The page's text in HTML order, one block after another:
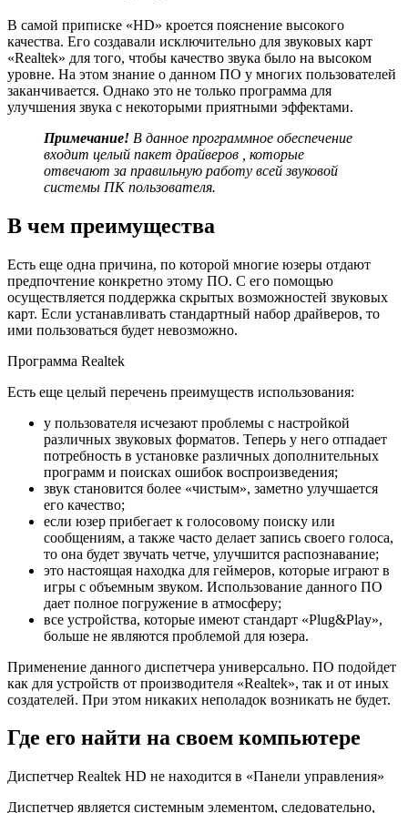
В самой приписке «HD» кроется пояснение высокого
качества. Его создавали исключительно для звуковых карт
«Realtek» для того, чтобы качество звука было на высоком
уровне. На этом знание о данном ПО у многих пользователей
заканчивается. Однако это не только программа для
улучшения звука с некоторыми приятными эффектами.
Примечание! В данное программное обеспечение
входит целый пакет драйверов , которые
отвечают за правильную работу всей звуковой
системы ПК пользователя.
В чем преимущества
Есть еще одна причина, по которой многие юзеры отдают
предпочтение конкретно этому ПО. С его помощью
осуществляется поддержка скрытых возможностей звуковых
карт. Если устанавливать стандартный набор драйверов, то
ими пользоваться будет невозможно.
Программа Realtek
Есть еще целый перечень преимуществ использования:
у пользователя исчезают проблемы с настройкой
различных звуковых форматов. Теперь у него отпадает
потребность в установке различных дополнительных
программ и поисках ошибок воспроизведения;
звук становится более «чистым», заметно улучшается
его качество;
если юзер прибегает к голосовому поиску или
сообщениям, а также часто делает запись своего голоса,
то она будет звучать четче, улучшится распознавание;
это настоящая находка для геймеров, которые играют в
игры с объемным звуком. Использование данного ПО
дает полное погружение в атмосферу;
все устройства, которые имеют стандарт «Plug&Play»,
больше не являются проблемой для юзера.
Применение данного диспетчера универсально. ПО подойдет
как для устройств от производителя «Realtek», так и от иных
создателей. При этом никаких неполадок возникать не будет.
Где его найти на своем компьютере
Диспетчер Realtek HD не находится в «Панели управления»
Диспетчер является системным элементом, следовательно,